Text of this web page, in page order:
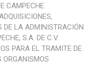
CAMPECHE.
DE LA ADMINISTRACIÓN
S.A. DE C.V.
PARA EL TRAMITE DE